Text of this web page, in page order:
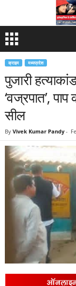
क्राइम मध्यप्रदेश
पुजारी
‘वज्रपात’,
सील
By Vivek Kumar Pandy -